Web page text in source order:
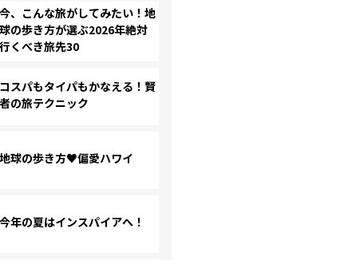
今、こんな旅がしてみたい！地
球の歩き方が選ぶ2026年絶対
行くべき旅先30
コスパもタイパもかなえる！賢
者の旅テクニック
地球の歩き方♥偏愛ハワイ
今年の夏はインスパイアへ！